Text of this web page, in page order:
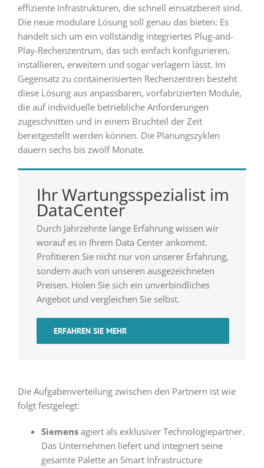
effiziente Infrastrukturen, die schnell einsatzbereit sind.
Die neue modulare Lösung soll genau das bieten: Es
handelt sich um ein vollständig integriertes Plug-and-
Play-Rechenzentrum, das sich einfach konfigurieren,
installieren, erweitern und sogar verlagern lässt. Im
Gegensatz zu containerisierten Rechenzentren besteht
diese Lösung aus anpassbaren, vorfabrizierten Module,
die auf individuelle betriebliche Anforderungen
zugeschnitten und in einem Bruchteil der Zeit
bereitgestellt werden können. Die Planungszyklen
dauern sechs bis zwölf Monate.
Ihr Wartungsspezialist im
DataCenter
Durch Jahrzehnte lange Erfahrung wissen wir
worauf es in Ihrem Data Center ankommt.
Profitieren Sie nicht nur von unserer Erfahrung,
sondern auch von unseren ausgezeichneten
Preisen. Holen Sie sich ein unverbindliches
Angebot und vergleichen Sie selbst.
ERFAHREN SIE MEHR
Die Aufgabenverteilung zwischen den Partnern ist wie
folgt festgelegt:
Siemensagiert als exklusiver Technologiepartner.
Das Unternehmen liefert und integriert seine
gesamte Palette an Smart Infrastructure